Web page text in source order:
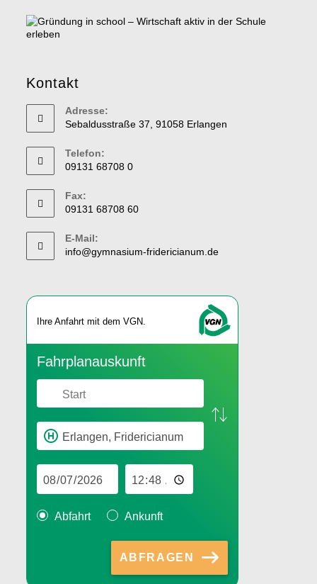
Kontakt
Adresse:
Sebaldusstraße 37, 91058 Erlangen
Telefon:
09131 68708 0
Fax:
09131 68708 60
E-Mail:
info@gymnasium-fridericianum.de
Ihre An­fahrt mit dem VGN.
Fahr­plan­aus­kunft
Abfahrt Ankunft
ABFRAGEN